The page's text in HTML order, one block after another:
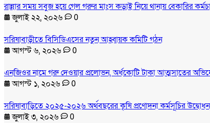
রান্নার সময় সবুজ হয়ে গেল গরুর মাংস কড়াই নিয়ে থানায় বেকারির
জুলাই ২২, ২০২৬
0
সরিষাবাড়ীতে বিসিডিএসের নতুন আহ্বায়ক কমিটি গঠন
আগস্ট ৬, ২০২৬
0
এনজিওর নামে গরু দেওয়ার প্রলোভন, অর্ধকোটি টাকা আত্মসাতের
আগস্ট ১, ২০২৬
0
সরিষাবাড়িতে ২০২৫-২০২৬ অর্থবছরের কৃষি প্রণোদনা কর্মসূচির
জুলাই ৩, ২০২৬
0